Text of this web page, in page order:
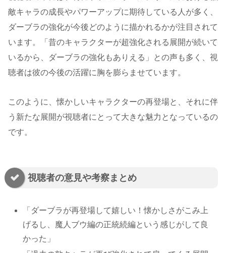
敵キャラの成長やパワーアップに期待している人が多く、
ダーブラの強化が今後どのように描かれるかが注目されて
います。「昔のキャラクターが超強化される展開が続いて
いるから、ダーブラの強化もありえる」との声も多く、視
聴者は彼の今後の活躍に胸を膨らませています​。
このように、懐かしいキャラクターの再登場と、それに伴
う新たな展開が視聴者にとって大きな魅力となっているの
です。
視聴者の意見や考察まとめ
「ダーブラが再登場して嬉しい！懐かしさがこみ上
げるし、魔人ブウ編の正統続編という感じがして良
かった」​